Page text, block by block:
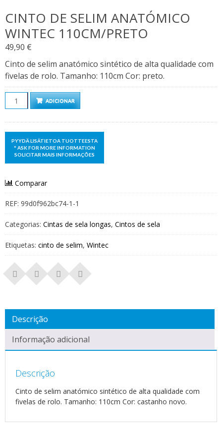
CINTO DE SELIM ANATÓMICO
WINTEC 110CM/PRETO
49,90 €
Cinto de selim anatómico sintético de alta qualidade com
fivelas de rolo. Tamanho: 110cm Cor: preto.
QuantidadeADICIONAR
Comparar
REF: 99d0f962bc74-1-1
Categorias: Cintas de sela longas, Cintos de sela
Etiquetas: cinto de selim, Wintec
Descrição
Informação adicional
Descrição
Cinto de selim anatómico sintético de alta qualidade com
fivelas de rolo. Tamanho: 110cm Cor: castanho novo.